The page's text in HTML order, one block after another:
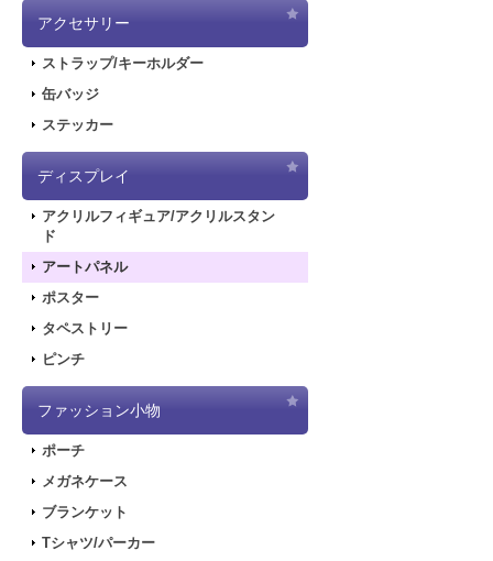
アクセサリー
ストラップ/キーホルダー
缶バッジ
ステッカー
ディスプレイ
アクリルフィギュア/アクリルスタン
ド
アートパネル
ポスター
タペストリー
ピンチ
ファッション小物
ポーチ
メガネケース
ブランケット
Tシャツ/パーカー